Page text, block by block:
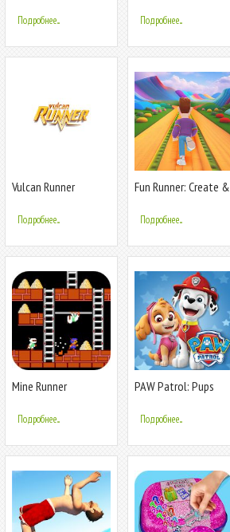
Подробнее... Подробнее...
Vulcan Runner
Подробнее...
Fun Runner: Create &
Подробнее...
Mine Runner
Подробнее...
PAW Patrol: Pups
Подробнее...